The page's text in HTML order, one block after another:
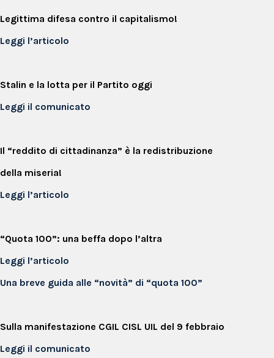
Legittima difesa contro il capitalismo!
Leggi l’articolo
Stalin e la lotta per il Partito oggi
Leggi il comunicato
Il “reddito di cittadinanza” è la redistribuzione
della miseria!
Leggi l’articolo
“Quota 100”: una beffa dopo l’altra
Leggi l’articolo
Una breve guida alle “novità” di “quota 100”
Sulla manifestazione CGIL CISL UIL del 9 febbraio
Leggi il comunicato